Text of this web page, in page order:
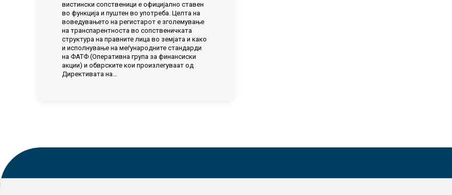
вистински сопственици е официјално ставен
во функција и пуштен во употреба. Целта на
воведувањето на регистарот е зголемување
на транспарентноста во сопственичката
структура на правните лица во земјата и како
и исполнување на меѓународните стандарди
на ФАТФ (Оперативна група за финансиски
акции) и обврските кои произлегуваат од
Директивата на…